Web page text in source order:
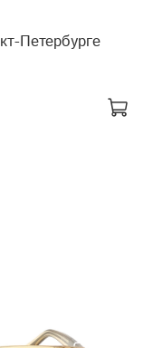
Петербурге